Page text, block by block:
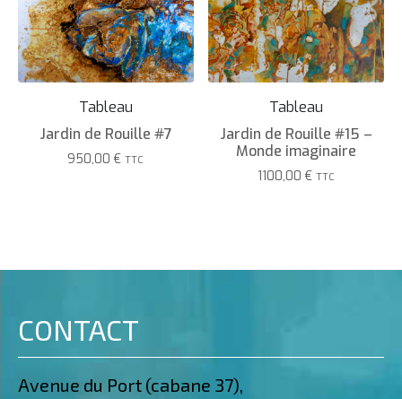
Tableau
Jardin de Rouille #7
950,00€ TTC
Tableau
Jardin de Rouille #15 –
Monde imaginaire
1100,00€ TTC
CONTACT
Avenue du Port (cabane 37),